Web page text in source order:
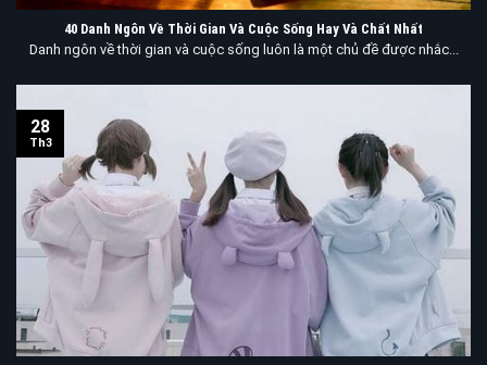
40 Danh Ngôn Về Thời Gian Và Cuộc Sống Hay Và Chất Nhất
Danh ngôn về thời gian và cuộc sống luôn là một chủ đề được nhắc...
28
Th3